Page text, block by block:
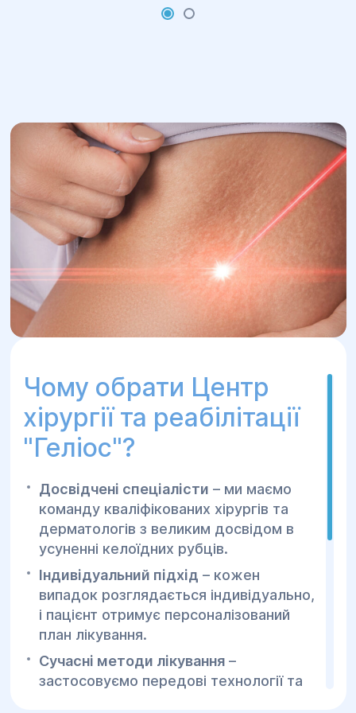
Чому обрати Центр
хірургії та реабілітації
"Геліос"?
Досвідчені спеціалісти – ми маємо
команду кваліфікованих хірургів та
дерматологів з великим досвідом в
усуненні келоїдних рубців.
Індивідуальний підхід – кожен
випадок розглядається індивідуально,
і пацієнт отримує персоналізований
план лікування.
Сучасні методи лікування–
застосовуємо передові технології та